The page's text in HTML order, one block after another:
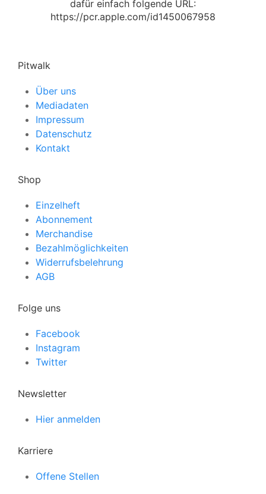
dafür einfach folgende URL:
https://pcr.apple.com/id1450067958
Pitwalk
Über uns
Mediadaten
Impressum
Datenschutz
Kontakt
Shop
Einzelheft
Abonnement
Merchandise
Bezahlmöglichkeiten
Widerrufsbelehrung
AGB
Folge uns
Facebook
Instagram
Twitter
Newsletter
Hier anmelden
Karriere
Offene Stellen